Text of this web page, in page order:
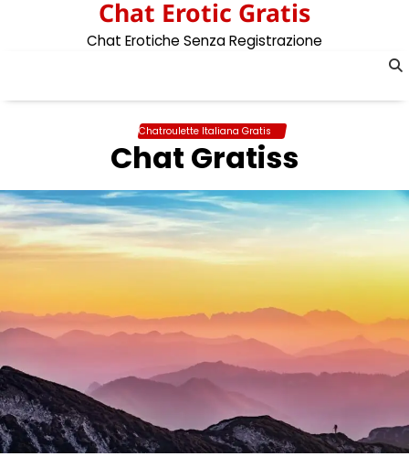
Chat Erotic Gratis
Chat Erotiche Senza Registrazione
Chatroulette Italiana Gratis
Chat Gratiss